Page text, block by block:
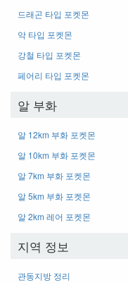
드래곤 타입 포켓몬
악 타입 포켓몬
강철 타입 포켓몬
페어리 타입 포켓몬
알 부화
알 12km 부화 포켓몬
알 10km 부화 포켓몬
알 7km 부화 포켓몬
알 5km 부화 포켓몬
알 2km 레어 포켓몬
지역 정보
관동지방 정리